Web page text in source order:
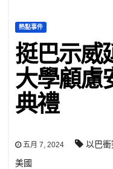
熱點事件
挺巴示
大學顧慮
典禮
五月 7, 2024 以巴衝
美國